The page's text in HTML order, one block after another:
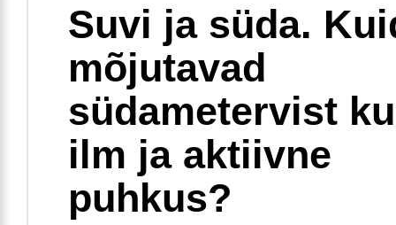
Suvi ja süda.
mõjutavad
südametervist
ilm ja aktiivne
puhkus?